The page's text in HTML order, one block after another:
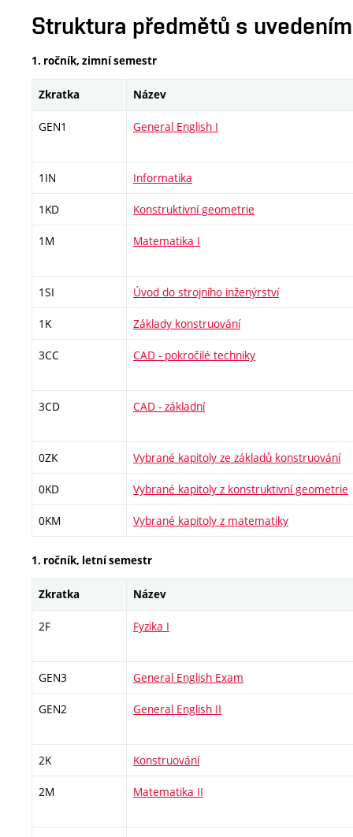
Struktura předmětů s
1. ročník, zimní semestr
Zkratka Název
GEN1 General English I
1IN Informatika
1KD Konstruktivní geometrie
1M Matematika I
1SI Úvod do strojního inženýrství
1K Základy konstruování
3CC CAD - pokročilé techniky
3CD CAD - základní
0ZK Vybrané kapitoly ze základů konstruování
0KD Vybrané kapitoly z konstruktivní geometrie
0KM Vybrané kapitoly z matematiky
1. ročník, letní semestr
Zkratka Název
2F Fyzika I
GEN3 General English Exam
GEN2 General English II
2K Konstruování
2M Matematika II